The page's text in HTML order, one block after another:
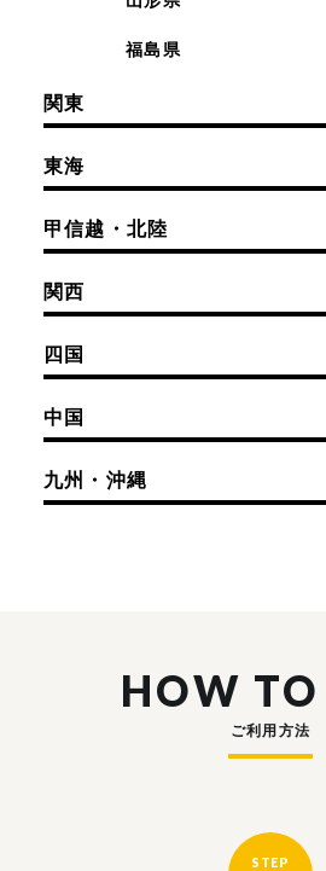
福島県
関東
東海
甲信越・北陸
関西
四国
中国
九州・沖縄
HOW TO
ご利用方法
STEP